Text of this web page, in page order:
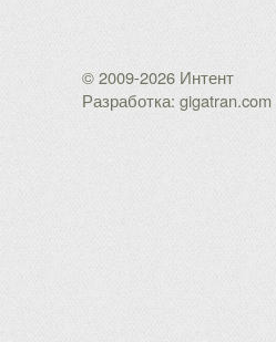
© 2009-2026 Интент
Разработка: gigatran.com